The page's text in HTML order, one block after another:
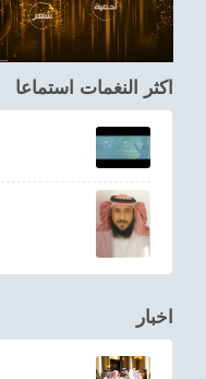
اكثر النغمات استماعا
اخبار